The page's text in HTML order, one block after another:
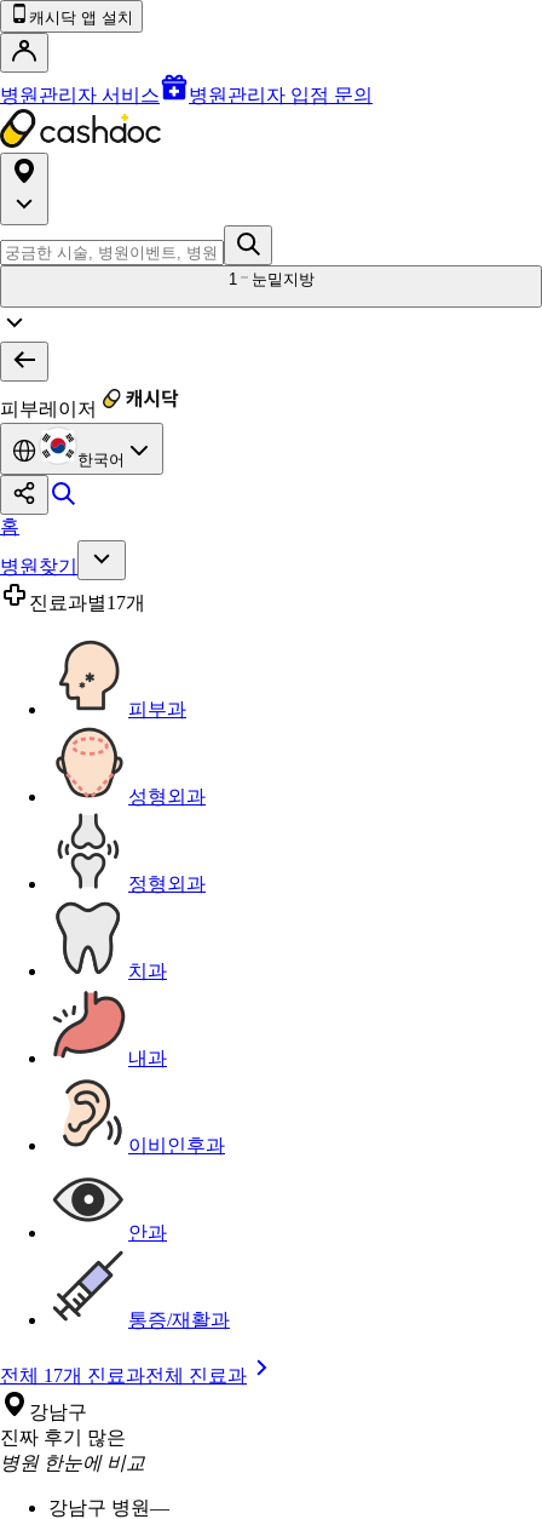
캐시닥 앱 설치
병원관리자 서비스 병원관리자 입점 문의
1 눈밑지방
피부레이저
한국어
홈
병원찾기
진료과별17개
피부과
성형외과
정형외과
치과
내과
이비인후과
안과
통증/재활과
전체 17개 진료과전체 진료과
강남구
진짜 후기 많은
병원 한눈에 비교
강남구 병원—